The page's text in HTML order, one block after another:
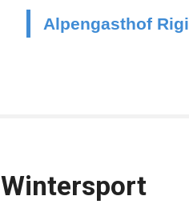
Alpengasthof Rigi
Wintersport